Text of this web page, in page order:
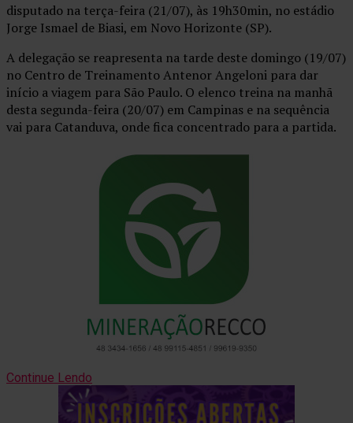
disputado na terça-feira (21/07), às 19h30min, no estádio
Jorge Ismael de Biasi, em Novo Horizonte (SP).
A delegação se reapresenta na tarde deste domingo (19/07)
no Centro de Treinamento Antenor Angeloni para dar
início a viagem para São Paulo. O elenco treina na manhã
desta segunda-feira (20/07) em Campinas e na sequência
vai para Catanduva, onde fica concentrado para a partida.
Continue Lendo